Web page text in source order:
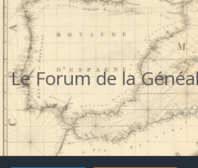
Le Forum de la